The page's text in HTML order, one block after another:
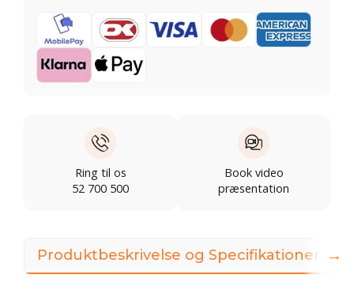
Ring til os
52 700 500
Book video
præsentation
Produktbeskrivelse og Specifikationer →